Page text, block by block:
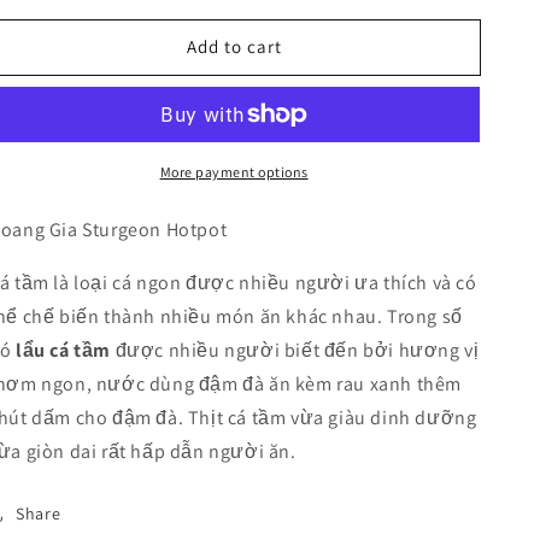
for
Cá
Hotpot
for
Cá
Gia
Hotpot
Add to cart
More payment options
Gia Sturgeon Hotpot
tầm là loại cá ngon được nhiều người ưa thích và có
chế biến thành nhiều món ăn khác nhau. Trong số
lẩu cá tầm được nhiều người biết đến bởi hương vị
ngon, nước dùng đậm đà ăn kèm rau xanh thêm
dấm cho đậm đà. Thịt cá tầm vừa giàu dinh dưỡng
giòn dai rất hấp dẫn người ăn.
Share